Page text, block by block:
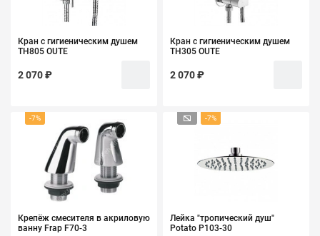
Кран с гигиеническим душем
ТН805 OUTE
2 070 ₽
Кран с гигиеническим душем
ТН305 OUTE
2 070 ₽
-7%
Крепёж смесителя в акриловую
ванну Frap F70-3
-7%
Лейка "тропический душ"
Potato P103-30